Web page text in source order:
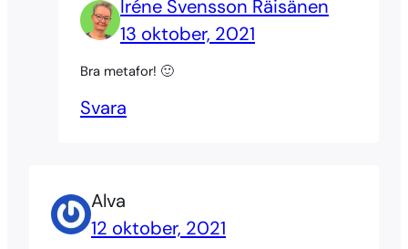
Iréne Svensson Räisänen
13 oktober, 2021
Bra metafor! 🙂
Svara
Alva
12 oktober, 2021